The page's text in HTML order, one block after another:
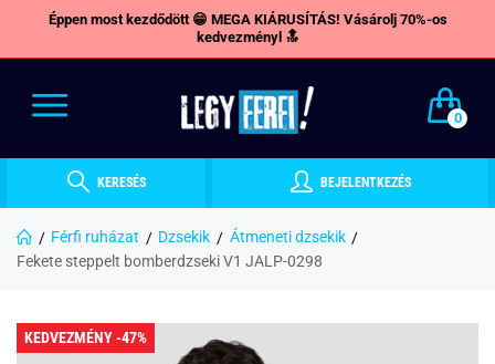
Éppen most kezdődött 😁 MEGA KIÁRUSÍTÁS! Vásárolj 70%-os
kedvezményl 🔝
0
KERESÉS BEJELENTKEZÉS
Férfi ruházat Dzsekik
Átmeneti dzsekik
Fekete steppelt bomberdzseki V1 JALP-0298
KEDVEZMÉNY -47%